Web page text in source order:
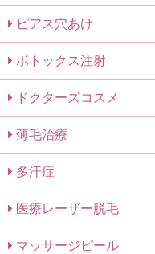
ピアス穴あけ
ボトックス注射
ドクターズコスメ
薄毛治療
多汗症
医療レーザー脱毛
マッサージピール